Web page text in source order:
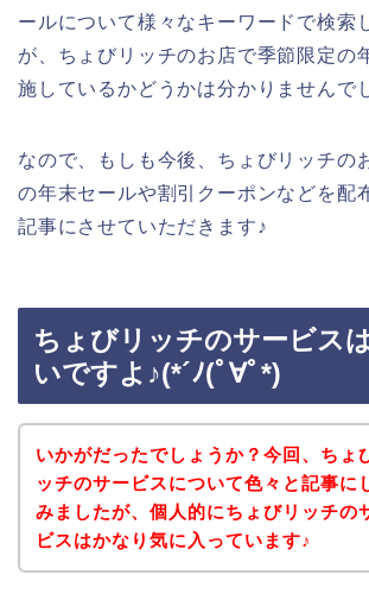
ールについて様々なキーワードで検索
が、ちょびリッチのお店で季節限定の
施しているかどうかは分かりませんで
なので、もしも今後、ちょびリッチの
の年末セールや割引クーポンなどを配
記事にさせていただきます♪
ちょびリッチのサービス
いですよ♪(*´ﾉ(ﾟ∀ﾟ*)
いかがだったでしょうか？今回、ちょ
ッチのサービスについて色々と記事に
みましたが、個人的にちょびリッチの
ビスはかなり気に入っています♪